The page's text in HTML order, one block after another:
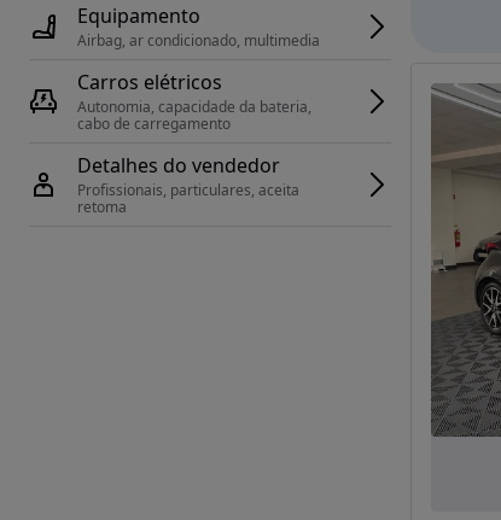
Equipamento
Airbag, ar condicionado, multimedia
Carros elétricos
Autonomia, capacidade da bateria,
cabo de carregamento
Detalhes do vendedor
Profissionais, particulares, aceita
retoma